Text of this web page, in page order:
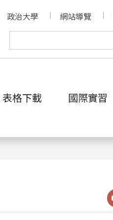
政治大學 網站導覽
表格下載 國際實習